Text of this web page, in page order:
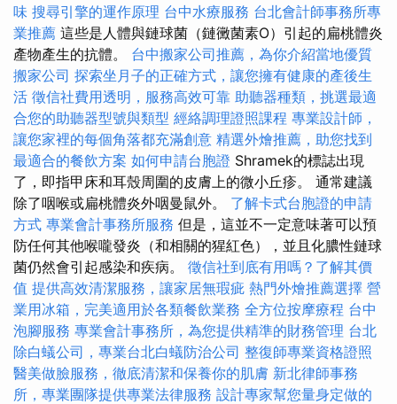
味 搜尋引擎的運作原理 台中水療服務 台北會計師事務所專
業推薦 這些是人體與鏈球菌（鏈黴菌素O）引起的扁桃體炎
產物產生的抗體。 台中搬家公司推薦，為你介紹當地優質
搬家公司 探索坐月子的正確方式，讓您擁有健康的產後生
活 徵信社費用透明，服務高效可靠 助聽器種類，挑選最適
合您的助聽器型號與類型 經絡調理證照課程 專業設計師，
讓您家裡的每個角落都充滿創意 精選外燴推薦，助您找到
最適合的餐飲方案 如何申請台胞證 Shramek的標誌出現
了，即指甲床和耳殼周圍的皮膚上的微小丘疹。 通常建議
除了咽喉或扁桃體炎外咽曼鼠外。 了解卡式台胞證的申請
方式 專業會計事務所服務 但是，這並不一定意味著可以預
防任何其他喉嚨發炎（和相關的猩紅色），並且化膿性鏈球
菌仍然會引起感染和疾病。 徵信社到底有用嗎？了解其價
值 提供高效清潔服務，讓家居無瑕疵 熱門外燴推薦選擇 營
業用冰箱，完美適用於各類餐飲業務 全方位按摩療程 台中
泡腳服務 專業會計事務所，為您提供精準的財務管理 台北
除白蟻公司，專業台北白蟻防治公司 整復師專業資格證照
醫美做臉服務，徹底清潔和保養你的肌膚 新北律師事務
所，專業團隊提供專業法律服務 設計專家幫您量身定做的